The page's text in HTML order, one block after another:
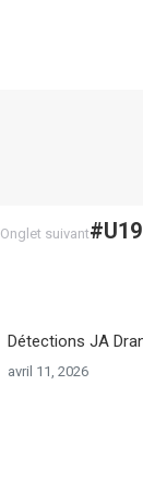
Onglet suivant Onglet
Détections JA
avril 11, 2026